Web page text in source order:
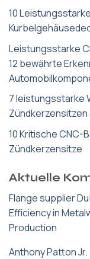
10
Leistungsstarke
12 bewährte
7 leistungsstarke
10 Kritische
Zündkerzensitze
Aktuelle
Flange supplier
Efficiency in
Production
Anthony Patton Jr.